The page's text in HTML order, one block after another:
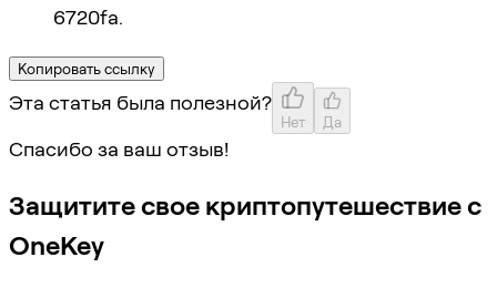
6720fa.
Копировать ссылку
Эта статья была полезной?
Нет Да
Спасибо за ваш отзыв!
Защитите свое криптопутешествие с
OneKey